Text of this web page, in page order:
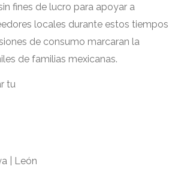
fines de lucro para apoyar a
locales durante estos tiempos
de consumo marcaran la
de familias mexicanas.
tu
| León